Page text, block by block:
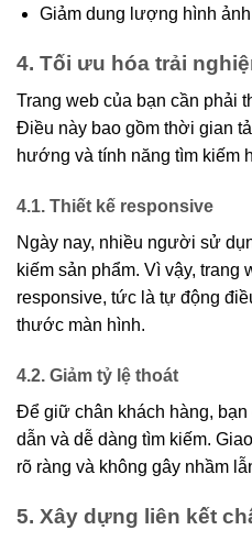
Giảm dung lượng hình
4. Tối ưu hóa trải
Trang web của bạn cần phải
Điều này bao gồm thời gian
hướng và tính năng tìm kiếm
4.1. Thiết kế responsive
Ngày nay, nhiều người sử
kiếm sản phẩm. Vì vậy, trang
responsive, tức là tự động
thước màn hình.
4.2. Giảm tỷ lệ thoát
Để giữ chân khách hàng,
dẫn và dễ dàng tìm kiếm.
rõ ràng và không gây nhầm
5. Xây dựng liên kết